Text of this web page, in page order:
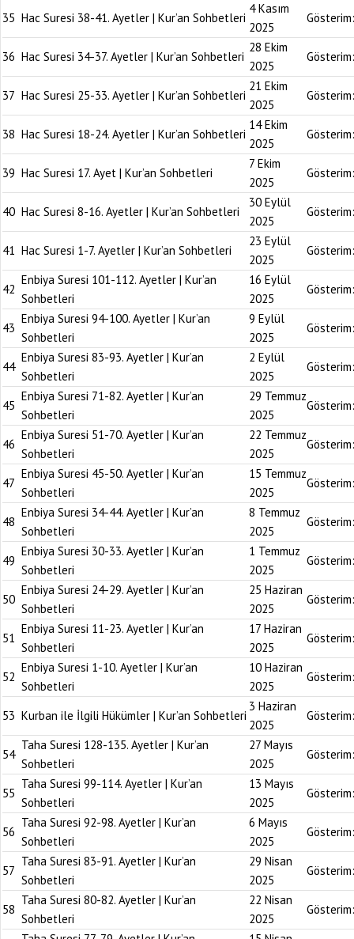
35 Hac Suresi 38-41. Ayetler | Kur’an Sohbetleri
4 Kasım
2025
Gösterim:
36 Hac Suresi 34-37. Ayetler | Kur’an Sohbetleri
28 Ekim
2025
Gösterim:
37 Hac Suresi 25-33. Ayetler | Kur’an Sohbetleri
21 Ekim
2025
Gösterim:
38 Hac Suresi 18-24. Ayetler | Kur’an Sohbetleri
14 Ekim
2025
Gösterim:
39 Hac Suresi 17. Ayet | Kur’an Sohbetleri
7 Ekim
2025
Gösterim:
40 Hac Suresi 8-16. Ayetler | Kur’an Sohbetleri
30 Eylül
2025
Gösterim:
41 Hac Suresi 1-7. Ayetler | Kur’an Sohbetleri
23 Eylül
2025
Gösterim:
42
Enbiya Suresi 101-112. Ayetler | Kur’an
Sohbetleri
16 Eylül
2025
Gösterim:
43
Enbiya Suresi 94-100. Ayetler | Kur’an
Sohbetleri
9 Eylül
2025
Gösterim:
44
Enbiya Suresi 83-93. Ayetler | Kur’an
Sohbetleri
2 Eylül
2025
Gösterim:
45
Enbiya Suresi 71-82. Ayetler | Kur’an
Sohbetleri
29 Temmuz
2025
Gösterim:
46
Enbiya Suresi 51-70. Ayetler | Kur’an
Sohbetleri
22 Temmuz
2025
Gösterim:
47
Enbiya Suresi 45-50. Ayetler | Kur’an
Sohbetleri
15 Temmuz
2025
Gösterim:
48
Enbiya Suresi 34-44. Ayetler | Kur’an
Sohbetleri
8 Temmuz
2025
Gösterim:
49
Enbiya Suresi 30-33. Ayetler | Kur’an
Sohbetleri
1 Temmuz
2025
Gösterim:
50
Enbiya Suresi 24-29. Ayetler | Kur’an
Sohbetleri
25 Haziran
2025
Gösterim:
51
Enbiya Suresi 11-23. Ayetler | Kur’an
Sohbetleri
17 Haziran
2025
Gösterim:
52
Enbiya Suresi 1-10. Ayetler | Kur’an
Sohbetleri
10 Haziran
2025
Gösterim:
53 Kurban ile İlgili Hükümler | Kur’an Sohbetleri
3 Haziran
2025
Gösterim:
54
Taha Suresi 128-135. Ayetler | Kur’an
Sohbetleri
27 Mayıs
2025
Gösterim:
55
Taha Suresi 99-114. Ayetler | Kur’an
Sohbetleri
13 Mayıs
2025
Gösterim:
56
Taha Suresi 92-98. Ayetler | Kur’an
Sohbetleri
6 Mayıs
2025
Gösterim:
57
Taha Suresi 83-91. Ayetler | Kur’an
Sohbetleri
29 Nisan
2025
Gösterim:
58
Taha Suresi 80-82. Ayetler | Kur’an
Sohbetleri
22 Nisan
2025
Gösterim: